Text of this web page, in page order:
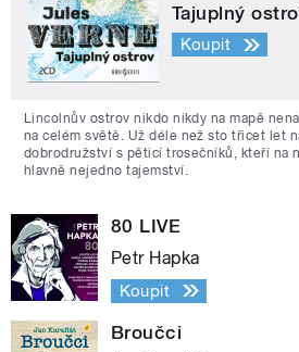
Tajuplný
Koupit
Lincolnův ostrov nikdo nikdy na mapě
na celém světě. Už déle než sto třicet let
dobrodružství s pěticí trosečníků, kteří na
hlavně nejedno tajemství.
80 LIVE
Petr Hapka
Koupit
Broučci